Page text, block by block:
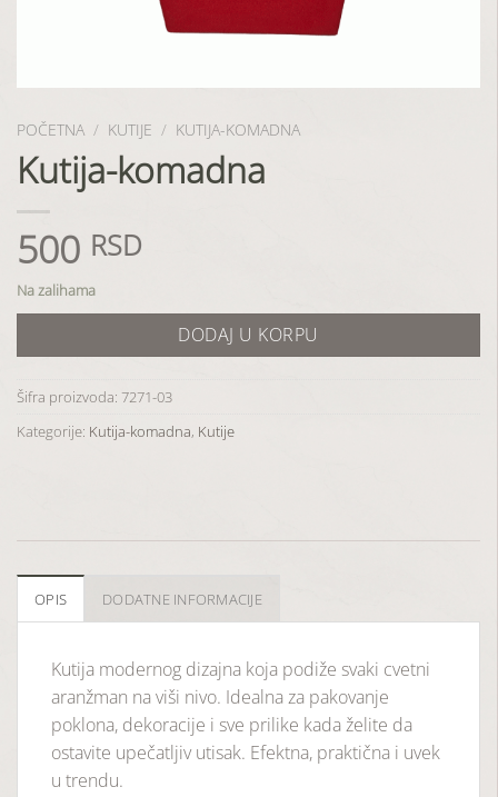
POČETNA / KUTIJE / KUTIJA-KOMADNA
Kutija-komadna
500 RSD
Na zalihama
DODAJ U KORPU
Šifra proizvoda: 7271-03
Kategorije: Kutija-komadna, Kutije
OPIS DODATNE INFORMACIJE
Kutija modernog dizajna koja podiže svaki cvetni
aranžman na viši nivo. Idealna za pakovanje
poklona, dekoracije i sve prilike kada želite da
ostavite upečatljiv utisak. Efektna, praktična i uvek
u trendu.